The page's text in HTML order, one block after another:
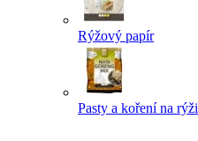
Rýžový papír
Pasty a koření na rýži